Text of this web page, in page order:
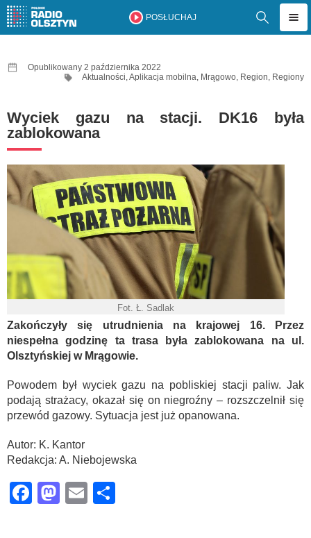
POSŁUCHAJ
Opublikowany 2 października 2022
Aktualności,Aplikacja mobilna, Mrągowo, Region, Regiony
Wyciek gazu na stacji. DK16 była
zablokowana
Fot. Ł. Sadlak
Zakończyły się utrudnienia na krajowej 16. Przez
niespełna godzinę ta trasa była zablokowana na ul.
Olsztyńskiej w Mrągowie.
Powodem był wyciek gazu na pobliskiej stacji paliw. Jak
podają strażacy, okazał się on niegroźny – rozszczelnił się
przewód gazowy. Sytuacja jest już opanowana.
Autor: K. Kantor
Redakcja: A. Niebojewska
Facebook
Mastodon
Email